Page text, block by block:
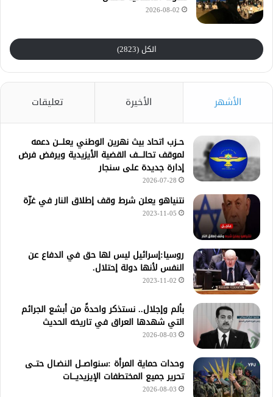
2026-08-02
الكل (2823)
الأشهر الأخيرة تعليقات
حــزب اتحاد بيث نهرين الوطني يعلـــن دعمه
لموقف تحالــــف القضية الأيزيدية ويرفض فرض
إدارة جديدة على سنجار
2026-07-28
نتنياهو يعلن شرط وقف إطلاق النار في غزّة
2023-11-05
روسيا:إسرائيل ليس لها حق في الدفاع عن
النفس لأنها دولة إحتلال.
2023-11-02
بألم وإجلال.. نستذكر واحدةً من أبشع الجرائم
التي شهدها العراق في تاريخه الحديث
2026-08-03
وحدات حماية المرأة :سنواصــل النضـال حتــى
تحرير جميع المختطفات الإيزيديـــات
2026-08-03